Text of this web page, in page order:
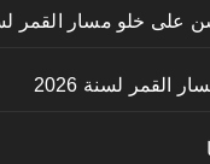
على خلو مسار القمر لسنة
القمر لسنة 2026